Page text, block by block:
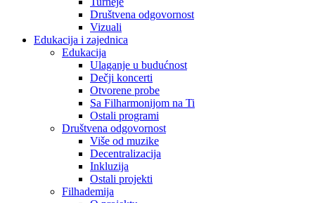
Društvena odgovornost
Vizuali
Edukacija i zajednica
Edukacija
Ulaganje u budućnost
Dečji koncerti
Otvorene probe
Sa Filharmonijom na Ti
Ostali programi
Društvena odgovornost
Više od muzike
Decentralizacija
Inkluzija
Ostali projekti
Filhademija